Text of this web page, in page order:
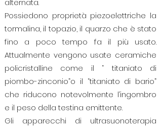
alternata.
Possiedono proprietà piezoelettriche la
tormalina, il topazio, il quarzo che è stato
fino a poco tempo fa il più usato.
Attualmente vengono usate ceramiche
policristalline come il “ titaniato di
piombo-zinconio”o il “titaniato di bario”
che riducono notevolmente l’ingombro
e il peso della testina emittente.
Gli apparecchi di ultrasuonoterapia